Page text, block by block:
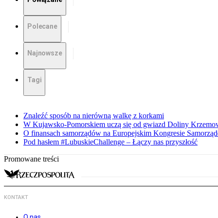
Polecane
Najnowsze
Tagi
Znaleźć sposób na nierówną walkę z korkami
W Kujawsko-Pomorskiem uczą się od gwiazd Doliny
O finansach samorządów na Europejskim Kongresie
Pod hasłem #LubuskieChallenge – Łączy nas przyszłość
Promowane treści
KONTAKT